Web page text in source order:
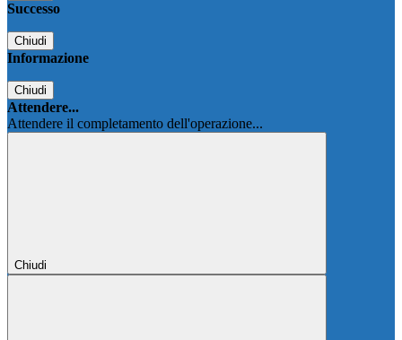
Successo
Chiudi
Informazione
Chiudi
Attendere...
Attendere il completamento dell'operazione...
Chiudi